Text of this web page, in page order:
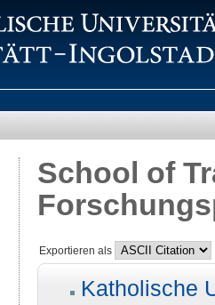
School of
Exportieren als
Katholische